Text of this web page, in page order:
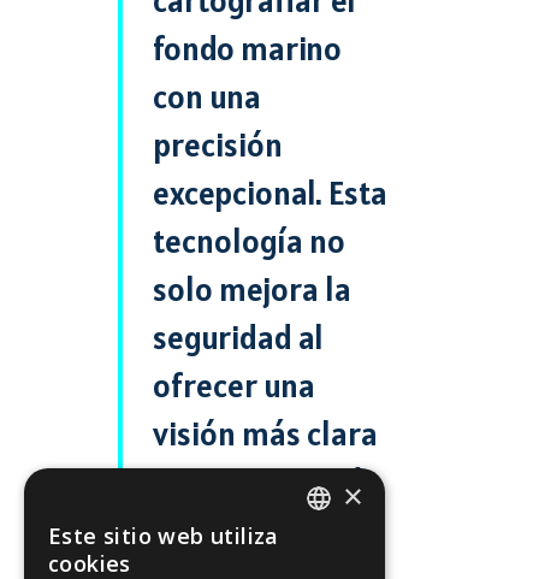
fondo marino
con una
precisión
excepcional. Esta
tecnología no
solo mejora la
seguridad al
ofrecer una
visión más clara
de la topografía
submarina, sino
×
Este sitio web utiliza
cookies